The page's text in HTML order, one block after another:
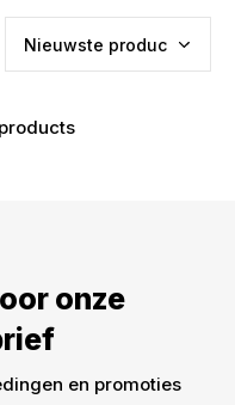
onze
en promoties